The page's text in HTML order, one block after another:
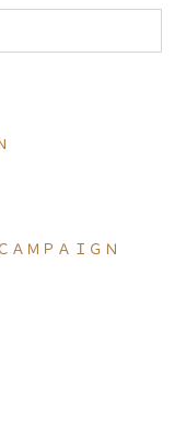
ＭＰＡＩＧＮ